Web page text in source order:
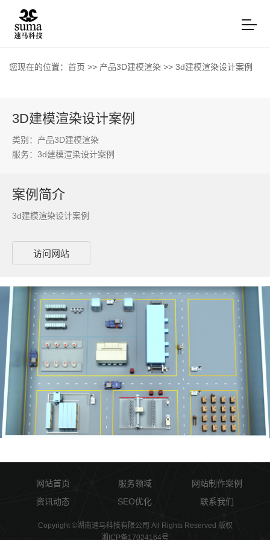
您现在的位置： 首页 >> 产品3D建模渲染 >> 3d建模渲染设计案例
3D建模渲染设计案例
类别：产品3D建模渲染
服务： 3d建模渲染设计案例
案例简介
3d建模渲染设计案例
访问网站
网站首页 服务领域
网站制作案例
资讯动态
SEO优化 联系我们
Copyright ©湖南速马科技有限公司 All Rights Reserved 版权
湘ICP备17024164号